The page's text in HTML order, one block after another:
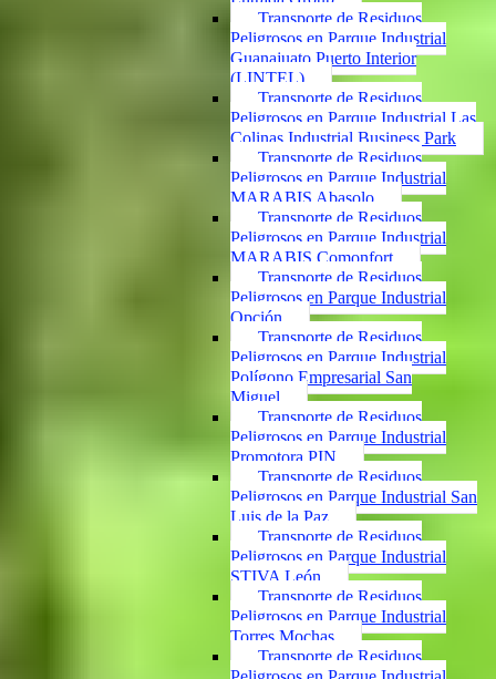
Transporte de Residuos
Peligrosos en Parque Industrial
Guanajuato Puerto Interior
(LINTEL)
Transporte de Residuos
Peligrosos en Parque Industrial Las
Colinas Industrial Business Park
Transporte de Residuos
Peligrosos en Parque Industrial
MARABIS Abasolo
Transporte de Residuos
Peligrosos en Parque Industrial
MARABIS Comonfort
Transporte de Residuos
Peligrosos en Parque Industrial
Opción
Transporte de Residuos
Peligrosos en Parque Industrial
Polígono Empresarial San
Miguel
Transporte de Residuos
Peligrosos en Parque Industrial
Promotora PIN
Transporte de Residuos
Peligrosos en Parque Industrial San
Luis de la Paz
Transporte de Residuos
Peligrosos en Parque Industrial
STIVA León
Transporte de Residuos
Peligrosos en Parque Industrial
Torres Mochas
Transporte de Residuos